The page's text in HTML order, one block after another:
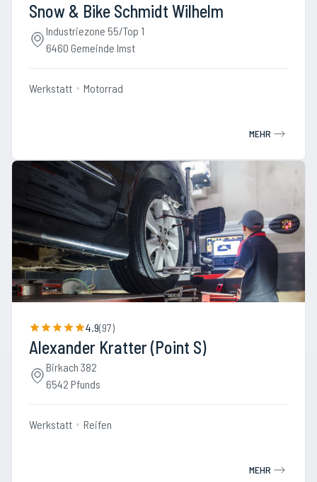
Snow & Bike Schmidt Wilhelm
Industriezone 55/Top 1
6460 Gemeinde Imst
Werkstatt Motorrad
MEHR
4.9(97)
Alexander Kratter (Point S)
Birkach 382
6542 Pfunds
Werkstatt Reifen
MEHR